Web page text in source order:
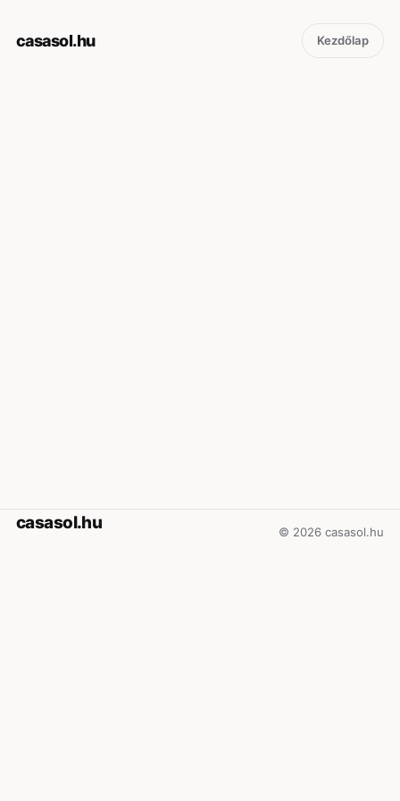
casasol.hu Kezdőlap
casasol.hu © 2026 casasol.hu